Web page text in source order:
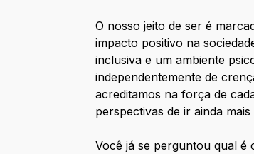
O nosso jeito de ser é
impacto positivo na
inclusiva e um ambiente
independentemente de
acreditamos na força de
perspectivas de ir ainda mais
Você já se perguntou qual é